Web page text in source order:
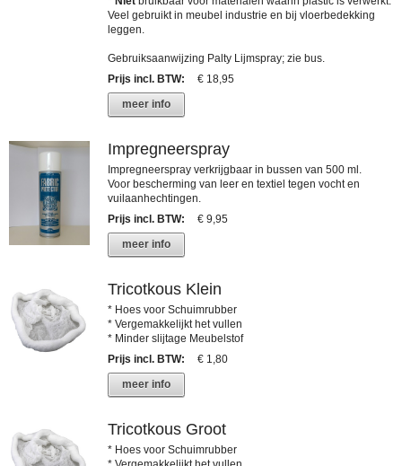
Veel gebruikt in meubel industrie en bij vloerbedekking
leggen.
Gebruiksaanwijzing Palty Lijmspray; zie bus.
Prijs incl. BTW:
€ 18,95
meer info
Impregneerspray
Impregneerspray verkrijgbaar in bussen van 500 ml.
Voor bescherming van leer en textiel tegen vocht en
vuilaanhechtingen.
Prijs incl. BTW:
€ 9,95
meer info
Tricotkous Klein
* Hoes voor Schuimrubber
* Vergemakkelijkt het vullen
* Minder slijtage Meubelstof
Prijs incl. BTW:
€ 1,80
meer info
Tricotkous Groot
* Hoes voor Schuimrubber